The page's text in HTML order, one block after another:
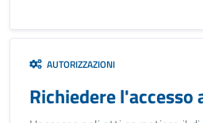
AUTORIZZAZIONI
Richiedere l'accesso